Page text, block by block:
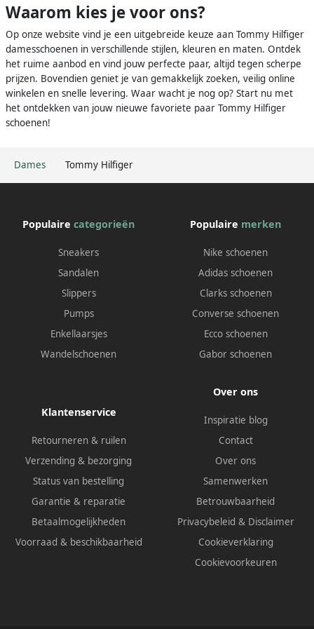
Dames Tommy Hilfiger
Waarom kies je voor ons?
Op onze website vind je een uitgebreide keuze aan Tommy Hilfiger
damesschoenen in verschillende stijlen, kleuren en maten. Ontdek
het ruime aanbod en vind jouw perfecte paar, altijd tegen scherpe
prijzen. Bovendien geniet je van gemakkelijk zoeken, veilig online
winkelen en snelle levering. Waar wacht je nog op? Start nu met
het ontdekken van jouw nieuwe favoriete paar Tommy Hilfiger
schoenen!
Populaire categorieën
Sneakers
Sandalen
Slippers
Pumps
Enkellaarsjes
Wandelschoenen
Populaire merken
Nike schoenen
Adidas schoenen
Clarks schoenen
Converse schoenen
Ecco schoenen
Gabor schoenen
Klantenservice
Retourneren & ruilen
Verzending & bezorging
Status van bestelling
Garantie & reparatie
Betaalmogelijkheden
Voorraad & beschikbaarheid
Over ons
Inspiratie blog
Contact
Over ons
Samenwerken
Betrouwbaarheid
Privacybeleid & Disclaimer
Cookieverklaring
Cookievoorkeuren